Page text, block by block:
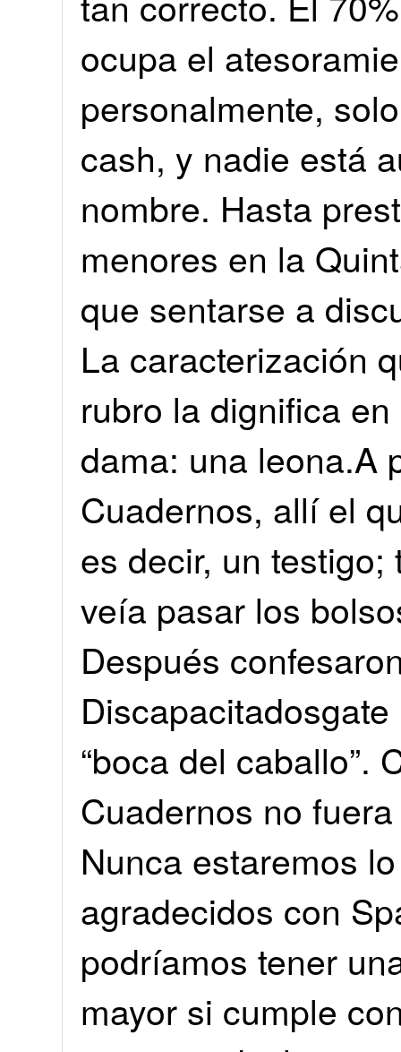
ocupa el
personalmente,
cash, y nadie está
nombre. Hasta
menores en la
que sentarse a
La caracterización
rubro la dignifica
dama: una leona.A
Cuadernos, allí el
es decir, un
veía pasar los
Después
“boca del caballo”.
Cuadernos no
Nunca estaremos
agradecidos con
podríamos tener
mayor si cumple